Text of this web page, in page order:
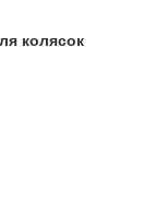
колясок